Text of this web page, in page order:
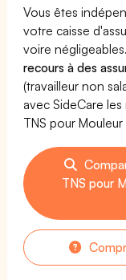
Vous êtes
votre caisse
voire
recours à des
(travailleur non
avec SideCare
TNS pour
TNS pour